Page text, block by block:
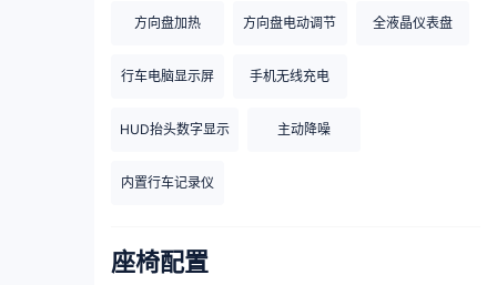
方向盘加热 方向盘电动调节 全液晶仪表盘
行车电脑显示屏 手机无线充电
HUD抬头数字显示 主动降噪
内置行车记录仪
座椅配置